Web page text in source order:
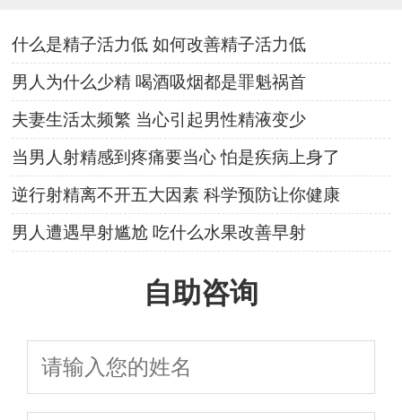
什么是精子活力低 如何改善精子活力低
男人为什么少精 喝酒吸烟都是罪魁祸首
夫妻生活太频繁 当心引起男性精液变少
当男人射精感到疼痛要当心 怕是疾病上身了
逆行射精离不开五大因素 科学预防让你健康
男人遭遇早射尴尬 吃什么水果改善早射
自助咨询